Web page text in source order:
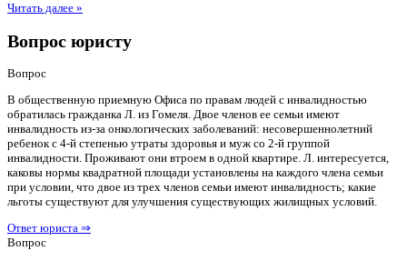
Читать далее »
Вопрос юристу
Вопрос
В общественную приемную Офиса по правам людей с инвалидностью
обратилась гражданка Л. из Гомеля. Двое членов ее семьи имеют
инвалидность из-за онкологических заболеваний: несовершеннолетний
ребенок с 4-й степенью утраты здоровья и муж со 2-й группой
инвалидности. Проживают они втроем в одной квартире. Л. интересуется,
каковы нормы квадратной площади установлены на каждого члена семьи
при условии, что двое из трех членов семьи имеют инвалидность; какие
льготы существуют для улучшения существующих жилищных условий.
Ответ юриста ⇒
Вопрос